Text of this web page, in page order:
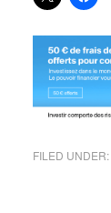
FILED UNDER: